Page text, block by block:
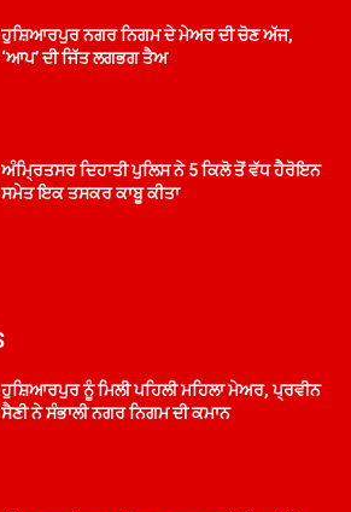
ਹੁਸ਼ਿਆਰਪੁਰ ਨਗਰ ਨਿਗਮ ਦੇ ਮੇਅਰ ਦੀ ਚੋਣ ਅੱਜ,
‘ਆਪ’ ਦੀ ਜਿੱਤ ਲਗਭਗ ਤੈਅ
ਅੰਮ੍ਰਿਤਸਰ ਦਿਹਾਤੀ ਪੁਲਿਸ ਨੇ 5 ਕਿਲੋ ਤੋਂ ਵੱਧ ਹੈਰੋਇਨ
ਸਮੇਤ ਇਕ ਤਸਕਰ ਕਾਬੂ ਕੀਤਾ
ਹੁਸ਼ਿਆਰਪੁਰ ਨੂੰ ਮਿਲੀ ਪਹਿਲੀ ਮਹਿਲਾ ਮੇਅਰ, ਪ੍ਰਵੀਨ
ਸੈਣੀ ਨੇ ਸੰਭਾਲੀ ਨਗਰ ਨਿਗਮ ਦੀ ਕਮਾਨ